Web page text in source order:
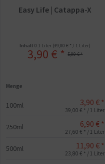
Easy Life | Catappa-X
Inhalt0.1 Liter (39,00 € * / 1 Liter)
3,90 € * 5,99 € *
Menge
100ml 3,90 € *
39,00 € * / 1 Liter
250ml 6,90 € *
27,60 € * / 1 Liter
500ml 11,90 € *
23,80 € * / 1 Liter